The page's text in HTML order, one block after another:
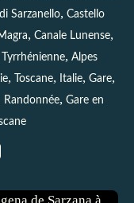
Sarzanello, Castello
, Canale Lunense,
, Alpes
, Toscane, Italie, Gare,
Randonnée, Gare en